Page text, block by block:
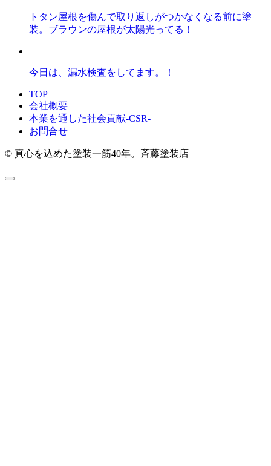
トタン屋根を傷んで取り返しがつかなくなる前に塗
装。ブラウンの屋根が太陽光ってる！
今日は、漏水検査をしてます。！
TOP
会社概要
本業を通した社会貢献-CSR-
お問合せ
© 真心を込めた塗装一筋40年。斉藤塗装店